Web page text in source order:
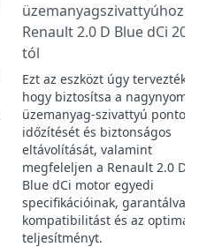
üzemanyagszivattyúhoz
Renault 2.0 D Blue dCi
tól
Ezt az eszközt úgy tervezték,
hogy biztosítsa a
üzemanyag-szivattyú pontos
időzítését és biztonságos
eltávolítását, valamint
megfeleljen a Renault 2.0 D
Blue dCi motor egyedi
specifikációinak, garantálva a
kompatibilitást és az
teljesítményt.